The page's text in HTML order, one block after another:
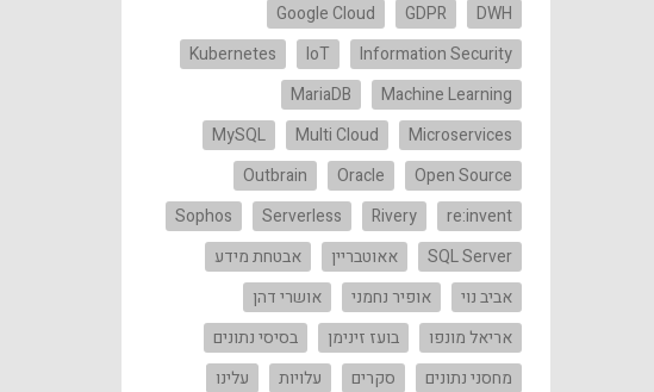
DWH
GDPR
Google Cloud
Information Security
IoT
Kubernetes
Machine Learning
MariaDB
Microservices
Multi Cloud
MySQL
Open Source
Oracle
Outbrain
re:invent
Rivery
Serverless
Sophos
SQL Server
אאוטבריין
אבטחת מידע
אביב נוי
אופיר נחמני
אושרי דהן
אריאל מונפו
בועז זינימן
בסיסי נתונים
מחסני נתונים
סקרים עלויות
עלינו